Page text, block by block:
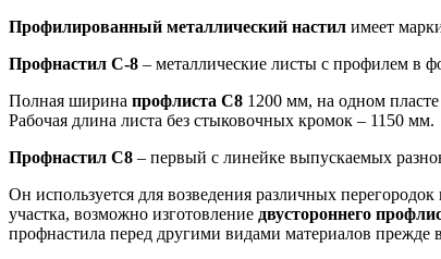
Профилированный металлический настил имеет
Профнастил С-8 – металлические листы с профилем в
Полная ширина профлиста С8 1200 мм, на одном
Рабочая длина листа без стыковочных кромок – 1150 мм.
Профнастил С8 – первый с линейке выпускаемых
Он используется для возведения различных
участка, возможно изготовление двустороннего
профнастила перед другими видами материалов прежде